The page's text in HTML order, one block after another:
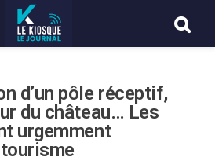
d’un pôle réceptif,
du château… Les
urgemment